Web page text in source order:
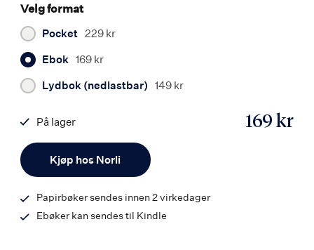
Velg format
Pocket 229 kr
Ebok 169 kr
Lydbok (nedlastbar) 149 kr
Kjøp hos Norli
169 kr
På lager
9788203371981
Papirbøker sendes innen 2 virkedager
Ebøker kan sendes til Kindle